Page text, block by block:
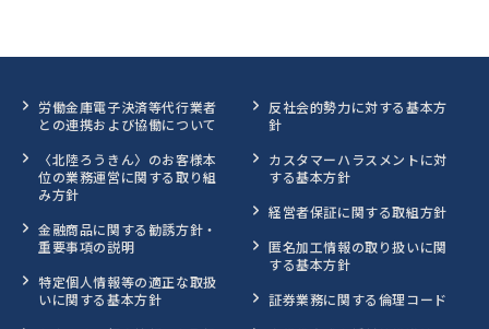
労働金庫電子決済等代行業者
との連携および協働について
〈北陸ろうきん〉のお客様本
位の業務運営に関する取り組
み方針
金融商品に関する勧誘方針・
重要事項の説明
特定個人情報等の適正な取扱
いに関する基本方針
反社会的勢力に対する基本方
針
カスタマーハラスメントに対
する基本方針
経営者保証に関する取組方針
匿名加工情報の取り扱いに関
する基本方針
証券業務に関する倫理コード